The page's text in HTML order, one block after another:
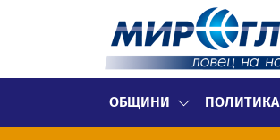
ОБЩИНИ ПОЛИТИКА